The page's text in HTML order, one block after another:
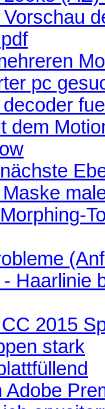
pc
dem
Haarlinie
2015
stark
Adobe